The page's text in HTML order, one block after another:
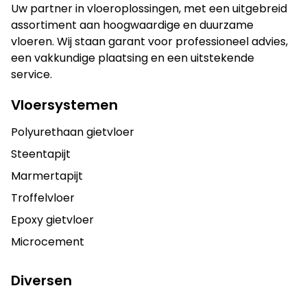
Uw partner in vloeroplossingen, met een uitgebreid
assortiment aan hoogwaardige en duurzame
vloeren. Wij staan garant voor professioneel advies,
een vakkundige plaatsing en een uitstekende
service.
Vloersystemen
Polyurethaan gietvloer
Steentapijt
Marmertapijt
Troffelvloer
Epoxy gietvloer
Microcement
Diversen